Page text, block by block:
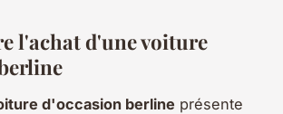
l'achat d'une voiture
d'occasion berline présente